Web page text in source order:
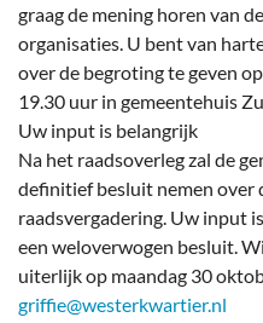
graag de mening horen van
organisaties. U bent van
over de begroting te geven
19.30 uur in gemeentehuis
Uw input is belangrijk
Na het raadsoverleg zal de
definitief besluit nemen over
raadsvergadering. Uw input
een weloverwogen besluit.
uiterlijk op maandag 30
griffie@westerkwartier.nl